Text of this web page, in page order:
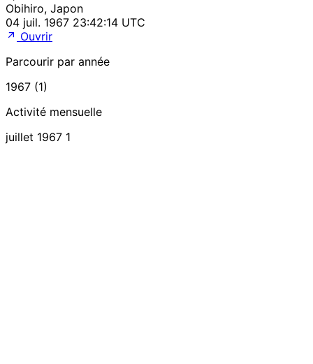
Obihiro, Japon
04 juil. 1967 23:42:14 UTC
Ouvrir
Parcourir par année
1967 (1)
Activité mensuelle
juillet 1967 1